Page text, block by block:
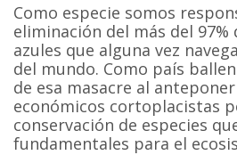
Como especie somos
eliminación del más del 97%
azules que alguna vez
del mundo. Como país
de esa masacre al
económicos cortoplacistas
conservación de especies
fundamentales para el